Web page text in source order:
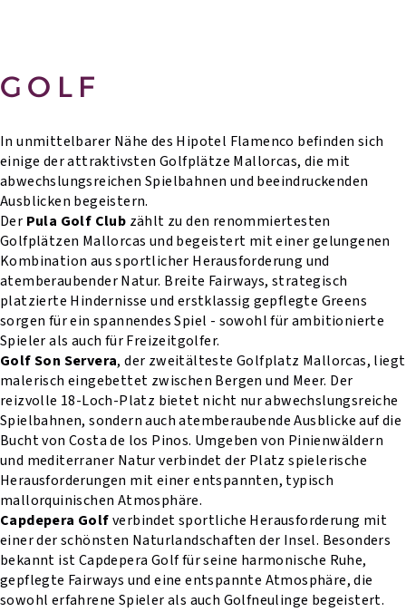
GOLF
In unmittelbarer Nähe des Hipotel Flamenco befinden sich
einige der attraktivsten Golfplätze Mallorcas, die mit
abwechslungsreichen Spielbahnen und beeindruckenden
Ausblicken begeistern.
Der Pula Golf Club zählt zu den renommiertesten
Golfplätzen Mallorcas und begeistert mit einer gelungenen
Kombination aus sportlicher Herausforderung und
atemberaubender Natur. Breite Fairways, strategisch
platzierte Hindernisse und erstklassig gepflegte Greens
sorgen für ein spannendes Spiel - sowohl für ambitionierte
Spieler als auch für Freizeitgolfer.
Golf Son Servera, der zweitälteste Golfplatz Mallorcas, liegt
malerisch eingebettet zwischen Bergen und Meer. Der
reizvolle 18-Loch-Platz bietet nicht nur abwechslungsreiche
Spielbahnen, sondern auch atemberaubende Ausblicke auf die
Bucht von Costa de los Pinos. Umgeben von Pinienwäldern
und mediterraner Natur verbindet der Platz spielerische
Herausforderungen mit einer entspannten, typisch
mallorquinischen Atmosphäre.
Capdepera Golfverbindet sportliche Herausforderung mit
einer der schönsten Naturlandschaften der Insel. Besonders
bekannt ist Capdepera Golf für seine harmonische Ruhe,
gepflegte Fairways und eine entspannte Atmosphäre, die
sowohl erfahrene Spieler als auch Golfneulinge begeistert.